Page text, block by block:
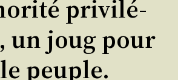
pri­vi­lé­
un joug pour
le peuple.